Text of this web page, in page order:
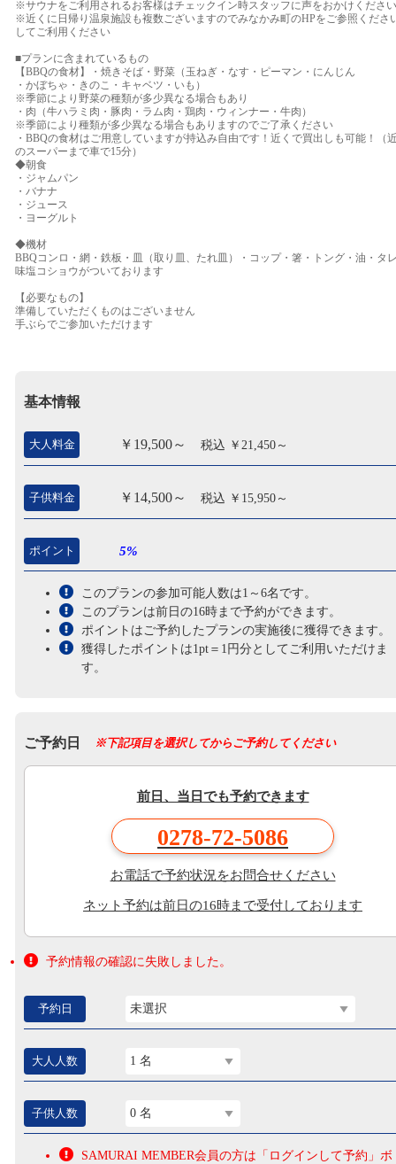
※サウナをご利用されるお客様はチェックイン時スタッフに声をおかけください
※近くに日帰り温泉施設も複数ございますのでみなかみ町のHPをご参照くださ
してご利用ください
■プランに含まれているもの
【BBQの食材】・焼きそば・野菜（玉ねぎ・なす・ピーマン・にんじん
・かぼちゃ・きのこ・キャベツ・いも）
※季節により野菜の種類が多少異なる場合もあり
・肉（牛ハラミ肉・豚肉・ラム肉・鶏肉・ウィンナー・牛肉）
※季節により種類が多少異なる場合もありますのでご了承ください
・BBQの食材はご用意していますが持込み自由です！近くで買出しも可能！（
のスーパーまで車で15分）
◆朝食
・ジャムパン
・バナナ
・ジュース
・ヨーグルト
◆機材
BBQコンロ・網・鉄板・皿（取り皿、たれ皿）・コップ・箸・トング・油・タ
味塩コショウがついております
【必要なもの】
準備していただくものはございません
手ぶらでご参加いただけます
基本情報
大人料金 ￥19,500～ 税込 ￥21,450～
子供料金 ￥14,500～ 税込 ￥15,950～
ポイント 5%
このプランの参加可能人数は1～6名です。
このプランは前日の16時まで予約ができます。
ポイントはご予約したプランの実施後に獲得できます。
獲得したポイントは1pt＝1円分としてご利用いただけま
す。
ご予約日 ※下記項目を選択してからご予約してください
前日、当日でも予約できます
0278-72-5086
お電話で予約状況をお問合せください
ネット予約は前日の16時まで受付しております
予約情報の確認に失敗しました。
予約日 未選択
大人人数 1 名
子供人数 0 名
SAMURAI MEMBER会員の方は「ログインして予約」ボ